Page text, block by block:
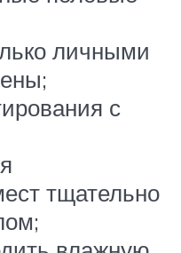
личными
с
тщательно